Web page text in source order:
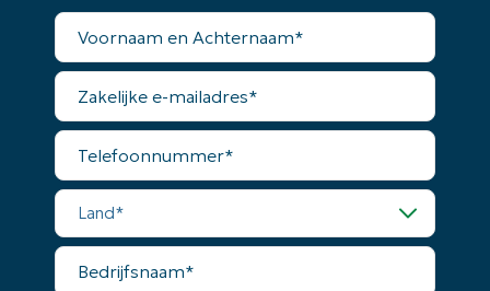
Voornaam
Achternaam*
Zakelijke
mailadres*
Telefoonnummer*
Land*
Bedrijfsnaam*
number*
Land
Company
name*